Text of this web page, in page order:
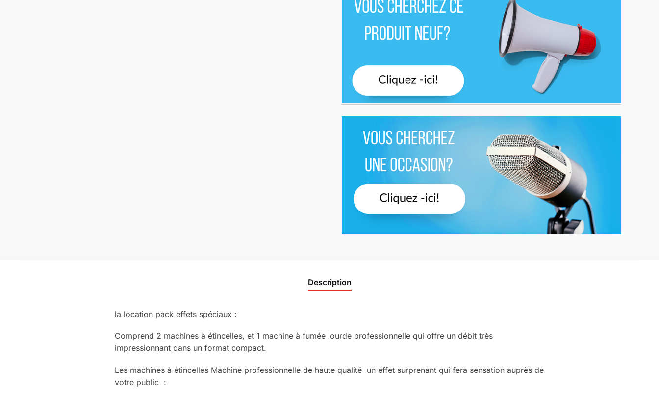
Description
la location pack effets spéciaux :
Comprend 2 machines à étincelles, et 1 machine à fumée lourde professionnelle qui offre un débit très
impressionnant dans un format compact.
Les machines à étincelles Machine professionnelle de haute qualité un effet surprenant qui fera sensation auprès de
votre public :